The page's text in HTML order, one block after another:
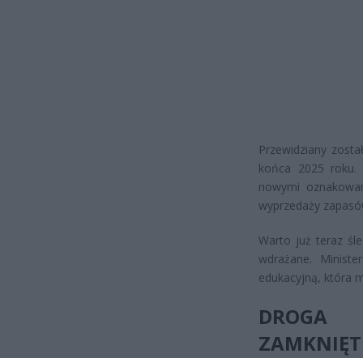
Przewidziany
końca 2025
nowymi
wyprzedaży
Warto już teraz
wdrażane.
edukacyjną, która